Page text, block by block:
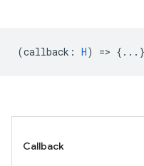
(callback : H) => {...}
Callback